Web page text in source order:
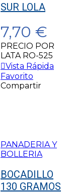
SUR LOLA
7,70 €
PRECIO POR
LATA RO-525
Vista Rápida
Favorito
Compartir
PANADERIA Y
BOLLERIA
BOCADILLO
130 GRAMOS